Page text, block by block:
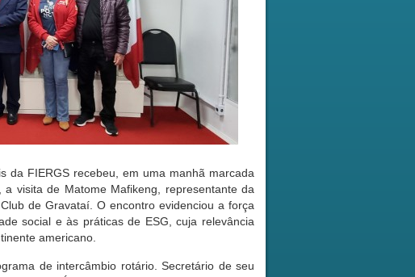
da FIERGS recebeu, em uma manhã marcada
visita de Matome Mafikeng, representante da
de Gravataí. O encontro evidenciou a força
social e às práticas de ESG, cuja relevância
americano.
de intercâmbio rotário. Secretário de seu